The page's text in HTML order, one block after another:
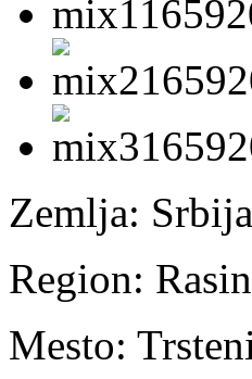
Zemlja: Srbija
Region:
Mesto: